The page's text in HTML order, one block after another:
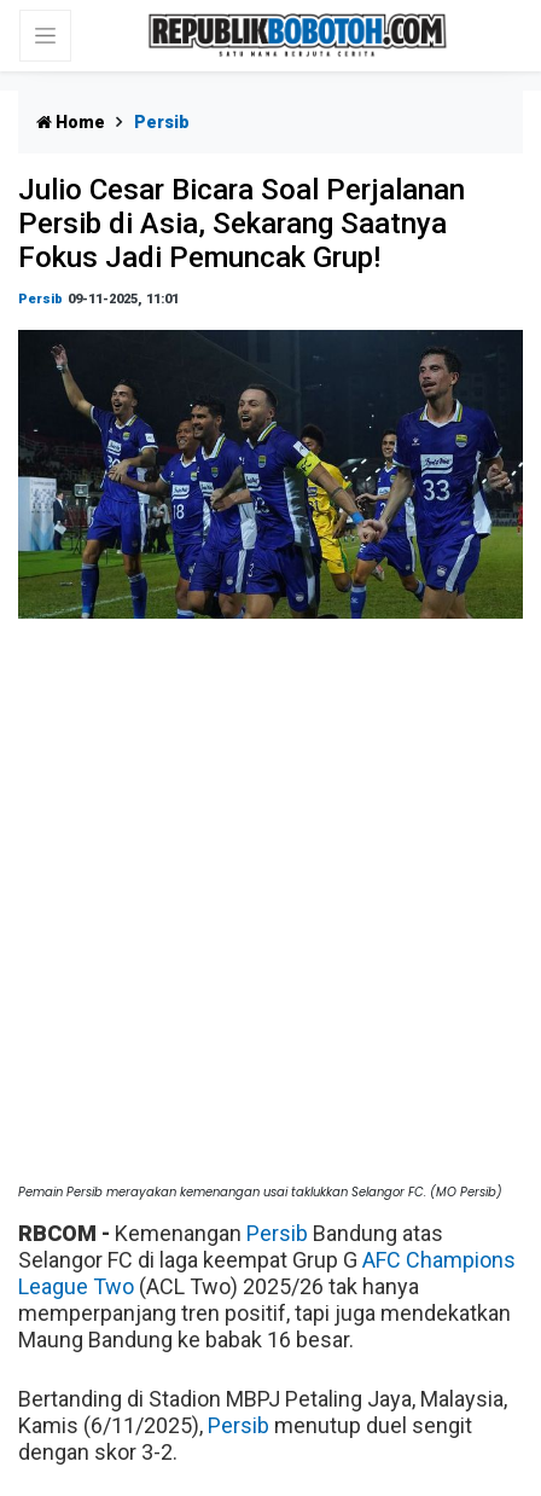
Home Persib
Julio Cesar Bicara Soal Perjalanan
Persib di Asia, Sekarang Saatnya
Fokus Jadi Pemuncak Grup!
Persib 09-11-2025, 11:01
Pemain Persib merayakan kemenangan usai taklukkan Selangor FC. (MO Persib)
RBCOM - Kemenangan Persib Bandung atas
Selangor FC di laga keempat Grup G AFC Champions
League Two (ACL Two) 2025/26 tak hanya
memperpanjang tren positif, tapi juga mendekatkan
Maung Bandung ke babak 16 besar.
Bertanding di Stadion MBPJ Petaling Jaya, Malaysia,
Kamis (6/11/2025), Persib menutup duel sengit
dengan skor 3-2.